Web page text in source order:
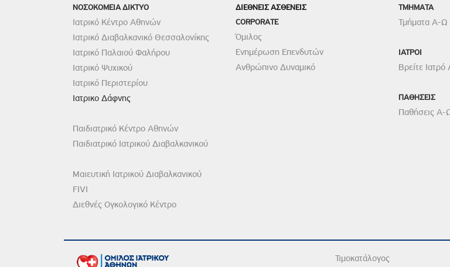
ΝΟΣΟΚΟΜΕΙΑ ΔΙΚΤΥΟ
Ιατρικό Κέντρο Αθηνών
Ιατρικό Διαβαλκανικό Θεσσαλονίκης
Ιατρικό Παλαιού Φαλήρου
Ιατρικό Ψυχικού
Ιατρικό Περιστερίου
Ιατρικο Δάφνης
Παιδιατρικό Κέντρο Αθηνών
Παιδιατρικό Ιατρικού Διαβαλκανικού
Μαιευτική Ιατρικού Διαβαλκανικού
FIVI
Διεθνές Ογκολογικό Κέντρο
ΔΙΕΘΝΕΙΣ ΑΣΘΕΝΕΙΣ
CORPORATE
Όμιλος
Ενημέρωση Επενδυτών
Ανθρώπινο Δυναμικό
TMHMATA
Τμήματα Α-Ω
ΙΑΤΡΟΙ
Βρείτε
ΠΑΘΗΣΕΙΣ
Παθήσεις Α-
Τιμοκατάλογος